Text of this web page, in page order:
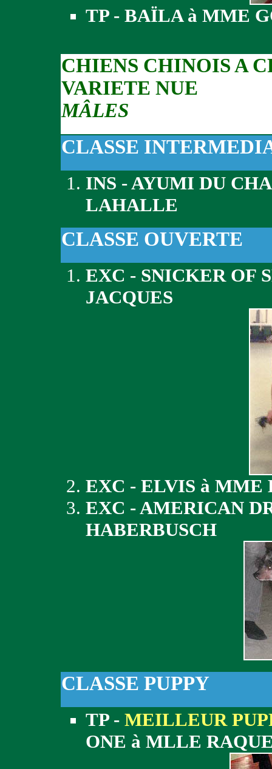
TP - BAÏLA à MME
CHIENS CHINOIS A
VARIETE NUE
MÂLES
CLASSE
INS - AYUMI DU
LAHALLE
CLASSE OUVERTE
EXC - SNICKER OF
JACQUES
EXC - ELVIS à MME
EXC - AMERICAN
HABERBUSCH
CLASSE PUPPY
TP - MEILLEUR
ONE à MLLE